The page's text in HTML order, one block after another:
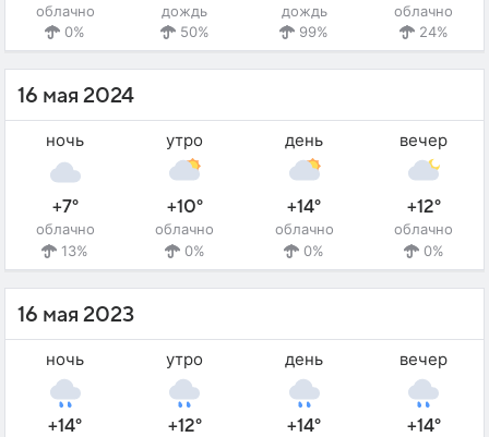
облачно
0%
дождь
50%
дождь
99%
облачно
24%
16 мая 2024
ночь
+7°
облачно
13%
утро
+10°
облачно
0%
день
+14°
облачно
0%
вечер
+12°
облачно
0%
16 мая 2023
ночь
+14°
утро
+12°
день
+14°
вечер
+14°